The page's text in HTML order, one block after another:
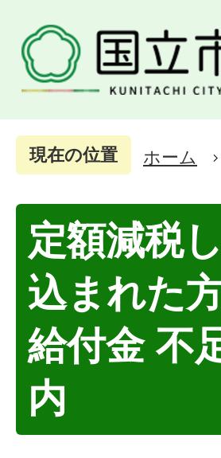
現在の位置 ホーム
定額減税
込まれた
給付金 不
内